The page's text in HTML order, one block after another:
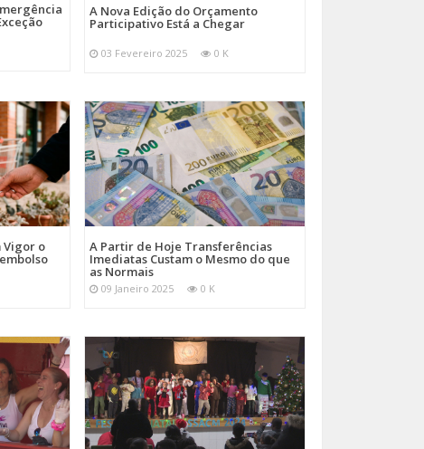
A Nova Edição do Orçamento
Participativo Está a Chegar
03 Fevereiro 2025 0 K
Vigor o A Partir de Hoje Transferências
Imediatas Custam o Mesmo do que
as Normais
09 Janeiro 2025 0 K